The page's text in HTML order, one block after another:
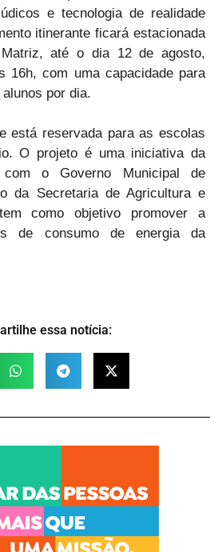
e tecnologia de realidade
itinerante ficará estacionada
até o dia 12 de agosto,
16h, com uma capacidade para
por dia.
está reservada para as escolas
O projeto é uma iniciativa da
o Governo Municipal de
da Secretaria de Agricultura e
como objetivo promover a
de consumo de energia da
essa notícia: